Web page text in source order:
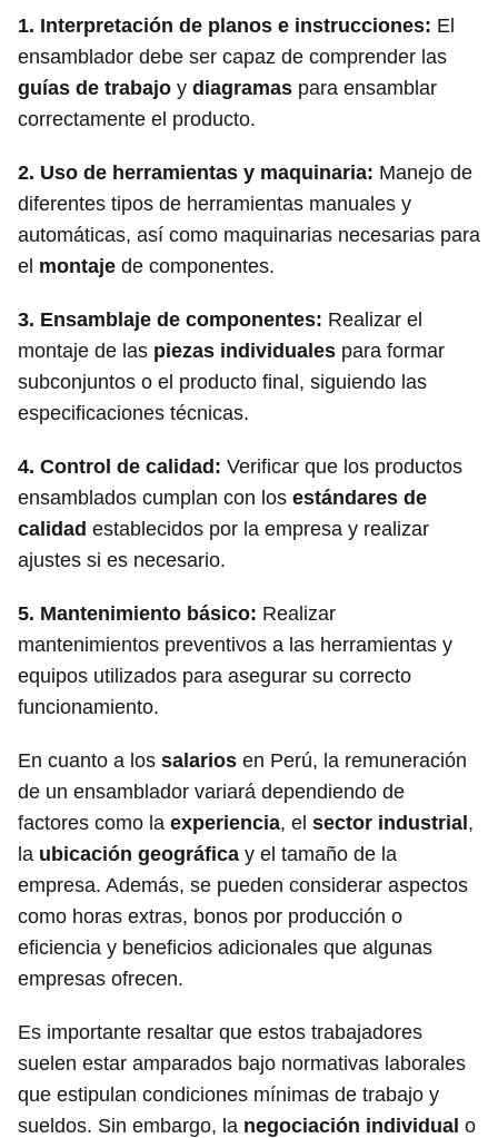
1. Interpretación de planos e instrucciones: El
ensamblador debe ser capaz de comprender las
guías de trabajo y diagramas para ensamblar
correctamente el producto.
2. Uso de herramientas y maquinaria: Manejo de
diferentes tipos de herramientas manuales y
automáticas, así como maquinarias necesarias para
el montaje de componentes.
3. Ensamblaje de componentes: Realizar el
montaje de las piezas individuales para formar
subconjuntos o el producto final, siguiendo las
especificaciones técnicas.
4. Control de calidad: Verificar que los productos
ensamblados cumplan con los estándares de
calidad establecidos por la empresa y realizar
ajustes si es necesario.
5. Mantenimiento básico: Realizar
mantenimientos preventivos a las herramientas y
equipos utilizados para asegurar su correcto
funcionamiento.
En cuanto a los salarios en Perú, la remuneración
de un ensamblador variará dependiendo de
factores como la experiencia, el sector industrial,
la ubicación geográfica y el tamaño de la
empresa. Además, se pueden considerar aspectos
como horas extras, bonos por producción o
eficiencia y beneficios adicionales que algunas
empresas ofrecen.
Es importante resaltar que estos trabajadores
suelen estar amparados bajo normativas laborales
que estipulan condiciones mínimas de trabajo y
sueldos. Sin embargo, la negociación individual o